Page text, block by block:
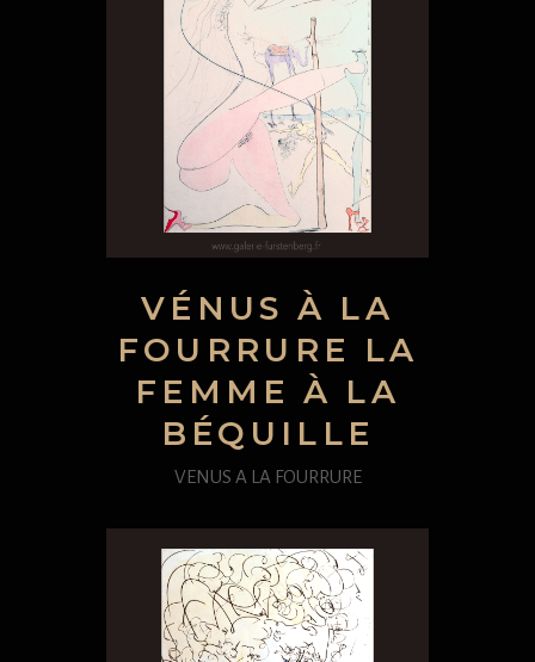
VÉNUS À LA
FOURRURE LA
FEMME À LA
BÉQUILLE
VENUS A LA FOURRURE